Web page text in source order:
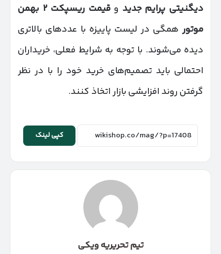
دیگنیتی پرایم جدید وقیمت ریسپکت۲ بهمن
موتور همگی در لیست پاییزه با عددهای بالاتری
دیده می‌شوند. با توجه به شرایط فعلی، خریداران
احتمالی باید تصمیم‌های خرید خود را با در نظر
گرفتن روند افزایشی بازار اتخاذ کنند.
کپی لینک
تیم تحریریه ویکی